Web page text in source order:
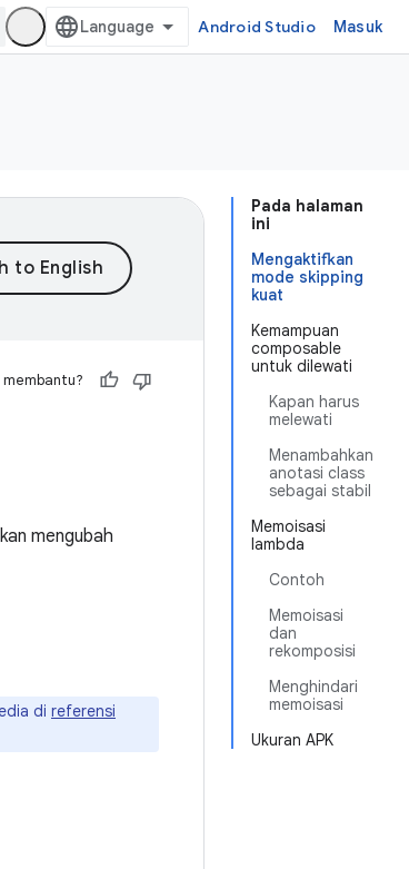
Android Studio Masuk
Pada halaman
ini
Mengaktifkan
mode skipping
kuat
Kemampuan
composable
untuk dilewati
Kapan harus
melewati
Menambahkan
anotasi class
sebagai stabil
Memoisasi
lambda
Contoh
Memoisasi
dan
rekomposisi
Menghindari
memoisasi
Ukuran APK
mengubah
di referensi